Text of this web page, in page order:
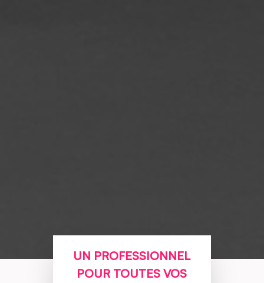
UN PROFESSIONNEL
POUR TOUTES VOS